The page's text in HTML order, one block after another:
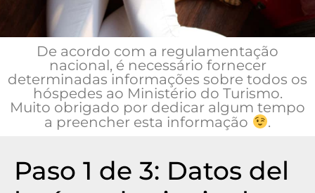
De acordo com a regulamentação
nacional, é necessário fornecer
determinadas informações sobre todos os
hóspedes ao Ministério do Turismo.
Muito obrigado por dedicar algum tempo
a preencher esta informação
.
Paso 1 de 3: Datos del